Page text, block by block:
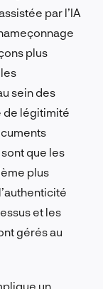
par l’IA
plus
sein des
de légitimité
que les
plus
et les
gérés au
un